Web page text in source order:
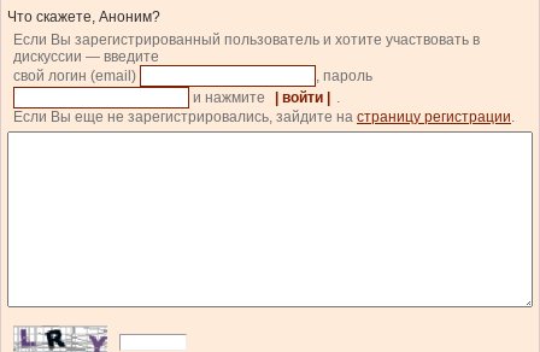
Что скажете, Аноним?
Если Вы зарегистрированный пользователь и хотите участвовать в
дискуссии — введите
свой логин (email)
, пароль
и нажмите
| войти |
.
Если Вы еще не зарегистрировались, зайдите на страницу регистрации.